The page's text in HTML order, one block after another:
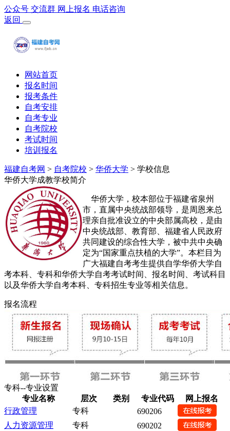
公众号 交流群 网上报名 电话咨询
返回
网站首页
报名时间
报考条件
自考安排
自考专业
自考院校
考试时间
培训报名
福建自考网 > 自考院校 > 华侨大学 > 学校信息
华侨大学成教学校简介
华侨大学，校本部位于福建省泉州
市，直属中央统战部领导，是周恩来总
理亲自批准设立的中央部属高校，是由
中央统战部、教育部、福建省人民政府
共同建设的综合性大学，被中共中央确
定为“国家重点扶植的大学”。本栏目为
广大福建自考考生提供自学华侨大学自
考本科、专科和华侨大学自考考试时间、报名时间、考试科目
以及华侨大学自考本科、专科招生专业等相关信息。
报名流程
专科--专业设置
专业名称
层次 类别 专业代码
网上报名
行政管理
专科
690206
人力资源管理
专科
690202